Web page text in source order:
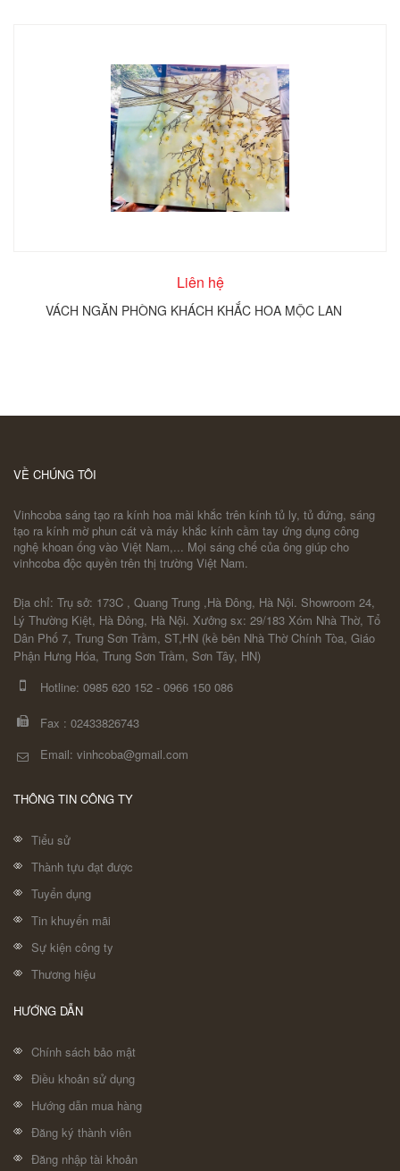
Liên hệ
VÁCH NGĂN PHÒNG KHÁCH KHẮC HOA MỘC LAN
VỀ CHÚNG TÔI
Vinhcoba sáng tạo ra kính hoa mài khắc trên kính tủ ly, tủ đứng, sáng
tạo ra kính mờ phun cát và máy khắc kính cầm tay ứng dụng công
nghệ khoan ống vào Việt Nam,... Mọi sáng chế của ông giúp cho
vinhcoba độc quyền trên thị trường Việt Nam.
Địa chỉ: Trụ sở: 173C , Quang Trung ,Hà Đông, Hà Nội. Showroom 24,
Lý Thường Kiệt, Hà Đông, Hà Nội. Xưởng sx: 29/183 Xóm Nhà Thờ, Tổ
Dân Phố 7, Trung Sơn Trầm, ST,HN (kề bên Nhà Thờ Chính Tòa, Giáo
Phận Hưng Hóa, Trung Sơn Trầm, Sơn Tây, HN)
Hotline: 0985 620 152 - 0966 150 086
Fax : 02433826743
Email: vinhcoba@gmail.com
THÔNG TIN CÔNG TY
Tiểu sử
Thành tựu đạt được
Tuyển dụng
Tin khuyến mãi
Sự kiện công ty
Thương hiệu
HƯỚNG DẪN
Chính sách bảo mật
Điều khoản sử dụng
Hướng dẫn mua hàng
Đăng ký thành viên
Đăng nhập tài khoản